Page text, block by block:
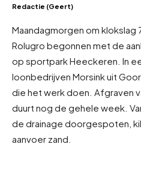
Redactie (Geert)
Maandagmorgen om klokslag
Rolugro begonnen met de
op sportpark Heeckeren. In
loonbedrijven Morsink uit
die het werk doen. Afgraven
duurt nog de gehele week.
de drainage doorgespoten,
aanvoer zand.